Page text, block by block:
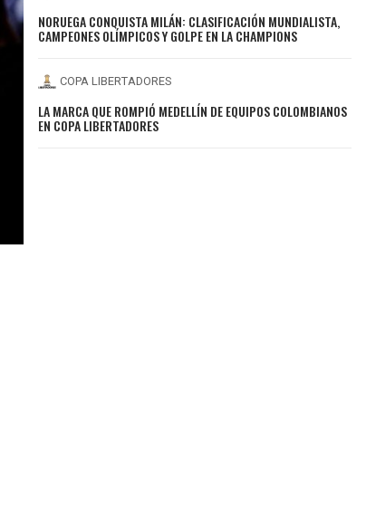
NORUEGA CONQUISTA MILÁN: CLASIFICACIÓN MUNDIALISTA,
CAMPEONES OLÍMPICOS Y GOLPE EN LA CHAMPIONS
COPA LIBERTADORES
LA MARCA QUE ROMPIÓ MEDELLÍN DE EQUIPOS COLOMBIANOS
EN COPA LIBERTADORES